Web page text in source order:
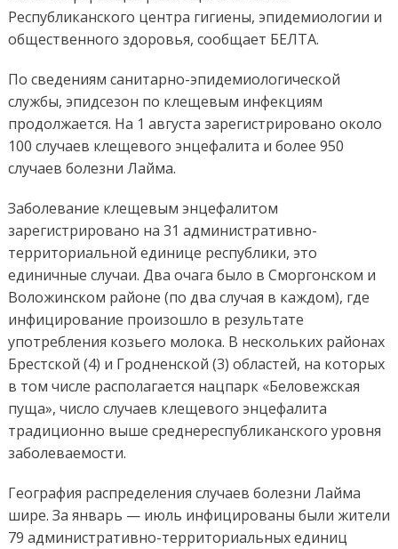
Республиканского центра гигиены, эпидемиологии и
общественного здоровья, сообщает БЕЛТА.
По сведениям санитарно-эпидемиологической
службы, эпидсезон по клещевым инфекциям
продолжается. На 1 августа зарегистрировано около
100 случаев клещевого энцефалита и более 950
случаев болезни Лайма.
Заболевание клещевым энцефалитом
зарегистрировано на 31 административно-
территориальной единице республики, это
единичные случаи. Два очага было в Сморгонском и
Воложинском районе (по два случая в каждом), где
инфицирование произошло в результате
употребления козьего молока. В нескольких районах
Брестской (4) и Гродненской (3) областей, на которых
в том числе располагается нацпарк «Беловежская
пуща», число случаев клещевого энцефалита
традиционно выше среднереспубликанского уровня
заболеваемости.
География распределения случаев болезни Лайма
шире. За январь — июль инфицированы были жители
79 административно-территориальных единиц